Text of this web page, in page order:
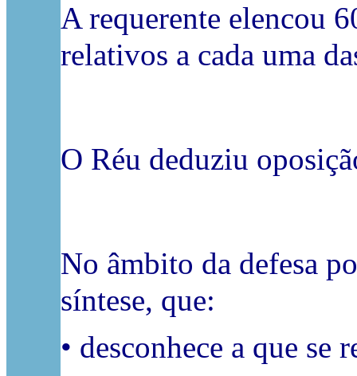
A requerente elencou
relativos a cada uma
O Réu deduziu
No âmbito da defesa
síntese, que:
• desconhece a que se